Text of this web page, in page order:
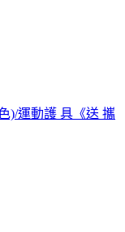
)/運動護 具《送 攜